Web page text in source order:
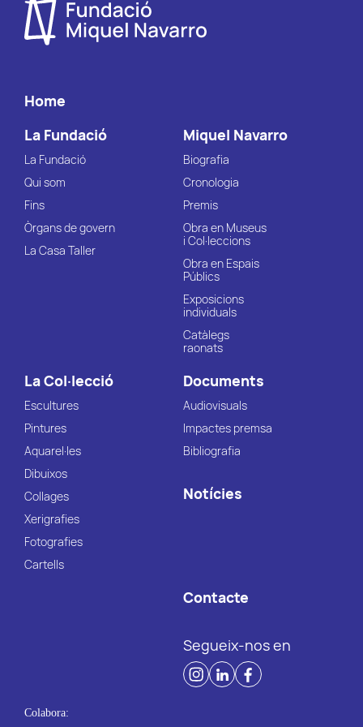
Home
La Fundació
La Fundació
Qui som
Fins
Òrgans de govern
La Casa Taller
Miquel Navarro
Biografia
Cronologia
Premis
Obra en Museus
i Col·leccions
Obra en Espais
Públics
Exposicions
individuals
Catàlegs
raonats
La Col·lecció
Escultures
Pintures
Aquarel·les
Dibuixos
Collages
Xerigrafies
Fotografies
Cartells
Documents
Audiovisuals
Impactes premsa
Bibliografia
Notícies
Contacte
Segueix-nos en